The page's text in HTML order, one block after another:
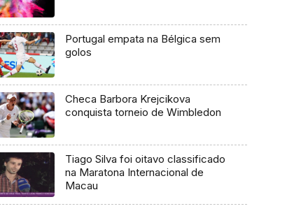
Portugal empata na Bélgica sem
golos
Checa Barbora Krejcikova
conquista torneio de Wimbledon
Tiago Silva foi oitavo classificado
na Maratona Internacional de
Macau